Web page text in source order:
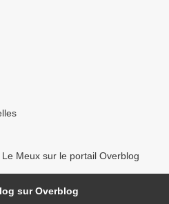
Meux sur le portail Overblog
sur Overblog